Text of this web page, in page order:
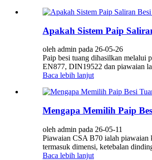
Apakah Sistem Paip
oleh admin pada 26-05-26
Paip besi tuang dihasilkan melalui
EN877, DIN19522 dan piawaian
Baca lebih lanjut
Mengapa Memilih Paip
oleh admin pada 26-05-11
Piawaian CSA B70 ialah piawaian
termasuk dimensi, ketebalan
Baca lebih lanjut